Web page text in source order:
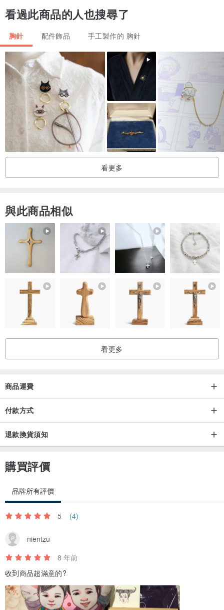
看過此商品的人也搜尋了
胸針 配件飾品 手工製作的 胸針
看更多
與此商品相似
看更多
商品運費
付款方式
退款換貨須知
購買評價
品牌所有評價
5 (4)
nientzu
8 年前
收到商品超滿意的?